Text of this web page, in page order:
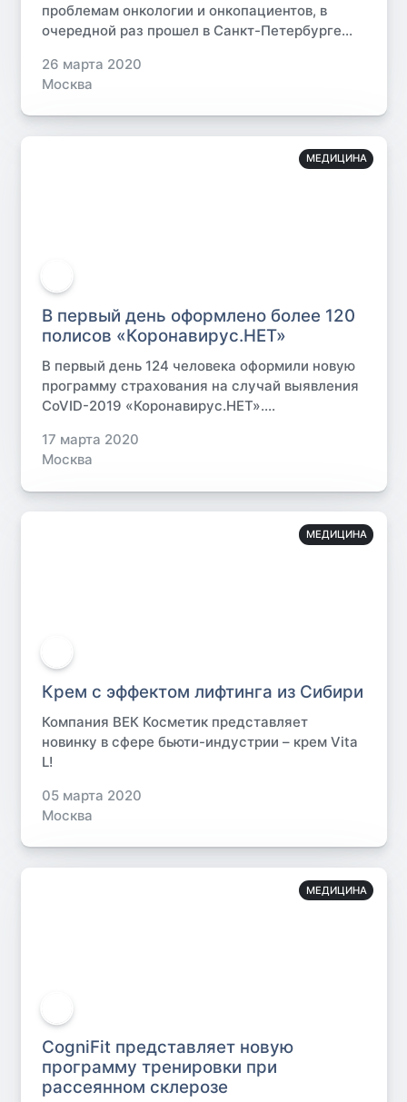
проблемам онкологии и онкопациентов, в
очередной раз прошел в Санкт-Петербурге...
26 марта 2020
Москва
МЕДИЦИНА
В первый день оформлено более 120
полисов «Коронавирус.НЕТ»
В первый день 124 человека оформили новую
программу страхования на случай выявления
CoVID-2019 «Коронавирус.НЕТ»....
17 марта 2020
Москва
МЕДИЦИНА
Крем с эффектом лифтинга из Сибири
Компания ВЕК Косметик представляет
новинку в сфере бьюти-индустрии – крем Vita
L!
05 марта 2020
Москва
МЕДИЦИНА
CogniFit представляет новую
программу тренировки при
рассеянном склерозе